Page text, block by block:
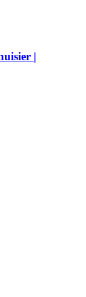
|